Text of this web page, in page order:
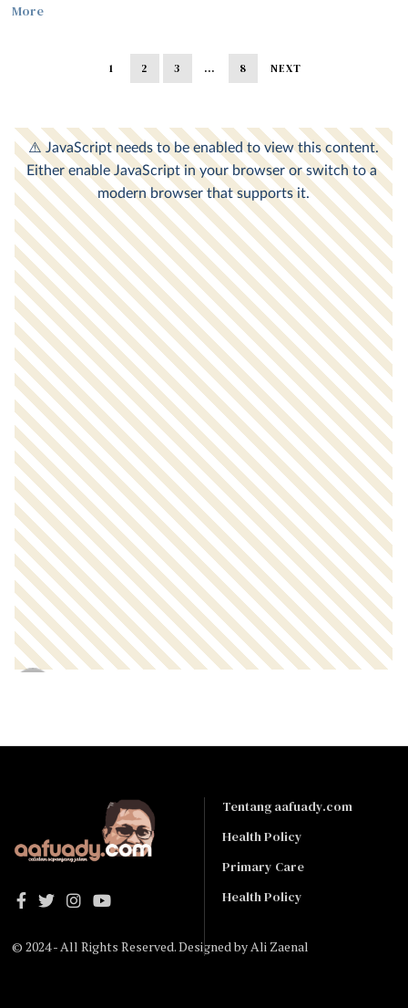
More
1 2 3 … 8 NEXT
© 2024 - All Rights Reserved. Designed by Ali Zaenal
Tentang aafuady.com
Health Policy
Primary Care
Health Policy